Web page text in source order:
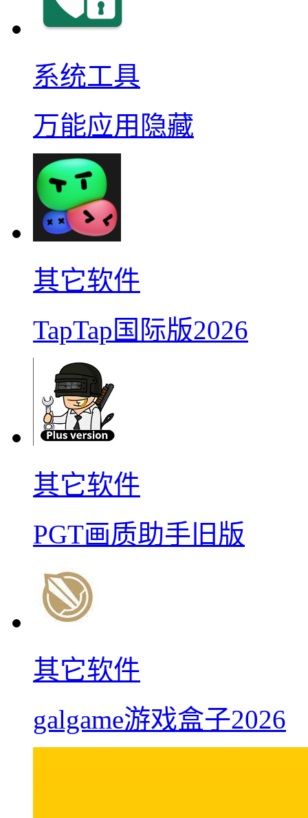
系统工具
万能应用隐藏
其它软件
TapTap国际版2026
其它软件
PGT画质助手旧版
其它软件
galgame游戏盒子2026